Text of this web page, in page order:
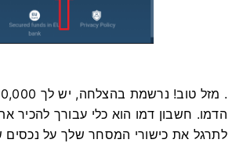
הדמו. חשבון דמו הוא כלי עבורך להכיר
לתרגל את כישורי המסחר שלך על נכסים